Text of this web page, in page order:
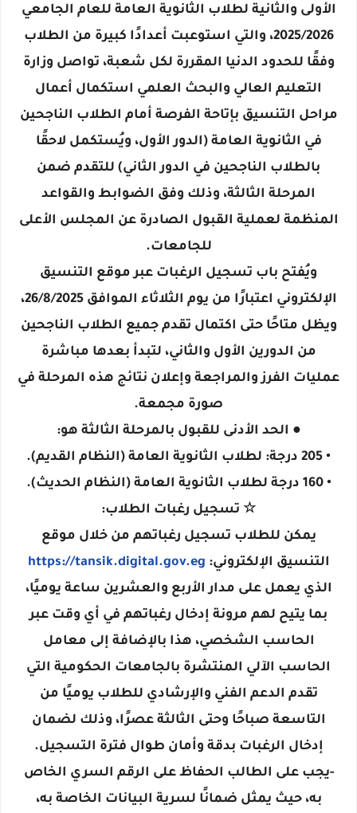
الأولى والثانية لطلاب الثانوية العامة للعام الجامعي
2025/2026، والتي استوعبت أعدادًا كبيرة من الطلاب
وفقًا للحدود الدنيا المقررة لكل شعبة، تواصل وزارة
التعليم العالي والبحث العلمي استكمال أعمال
مراحل التنسيق بإتاحة الفرصة أمام الطلاب الناجحين
في الثانوية العامة (الدور الأول، ويُستكمل لاحقًا
بالطلاب الناجحين في الدور الثاني) للتقدم ضمن
المرحلة الثالثة، وذلك وفق الضوابط والقواعد
المنظمة لعملية القبول الصادرة عن المجلس الأعلى
للجامعات.
ويُفتح باب تسجيل الرغبات عبر موقع التنسيق
الإلكتروني اعتبارًا من يوم الثلاثاء الموافق 26/8/2025،
ويظل متاحًا حتى اكتمال تقدم جميع الطلاب الناجحين
من الدورين الأول والثاني، لتبدأ بعدها مباشرة
عمليات الفرز والمراجعة وإعلان نتائج هذه المرحلة في
صورة مجمعة.
● الحد الأدنى للقبول بالمرحلة الثالثة هو:
• 205 درجة: لطلاب الثانوية العامة (النظام القديم).
• 160 درجة لطلاب الثانوية العامة (النظام الحديث).
☆ تسجيل رغبات الطلاب:
يمكن للطلاب تسجيل رغباتهم من خلال موقع
التنسيق الإلكتروني: https://tansik.digital.gov.eg
الذي يعمل على مدار الأربع والعشرين ساعة يوميًا،
بما يتيح لهم مرونة إدخال رغباتهم في أي وقت عبر
الحاسب الشخصي، هذا بالإضافة إلى معامل
الحاسب الآلي المنتشرة بالجامعات الحكومية التي
تقدم الدعم الفني والإرشادي للطلاب يوميًا من
التاسعة صباحًا وحتى الثالثة عصرًا، وذلك لضمان
إدخال الرغبات بدقة وأمان طوال فترة التسجيل.
-يجب على الطالب الحفاظ على الرقم السري الخاص
به، حيث يمثل ضمانًا لسرية البيانات الخاصة به،